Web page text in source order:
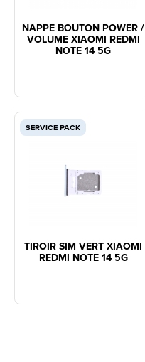
NAPPE BOUTON POWER /
VOLUME XIAOMI REDMI
NOTE 14 5G
SERVICE PACK
TIROIR SIM VERT XIAOMI
REDMI NOTE 14 5G